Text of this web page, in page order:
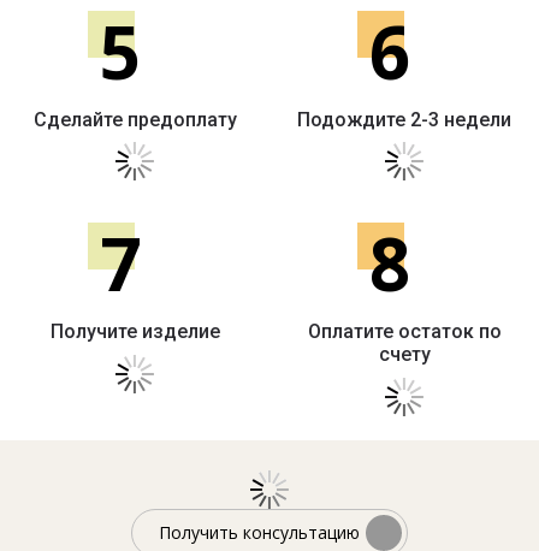
5
Сделайте предоплату
6
Подождите 2-3 недели
7
Получите изделие
8
Оплатите остаток по
счету
Получить консультацию